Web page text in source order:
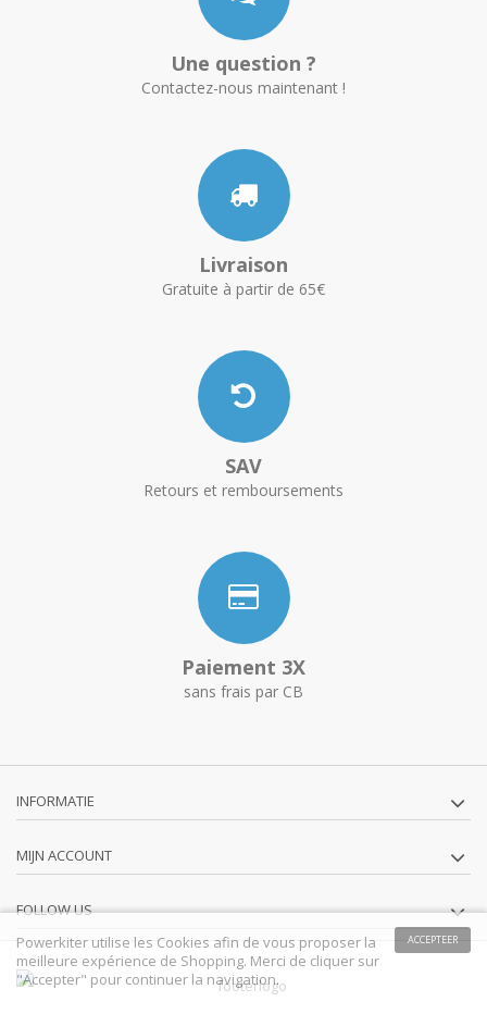
Une question ?
Contactez-nous maintenant !
Livraison
Gratuite à partir de 65€
SAV
Retours et remboursements
Paiement 3X
sans frais par CB
INFORMATIE
MIJN ACCOUNT
FOLLOW US
ACCEPTEER
Powerkiter utilise les Cookies afin de vous proposer la
meilleure expérience de Shopping. Merci de cliquer sur
"Accepter" pour continuer la navigation.